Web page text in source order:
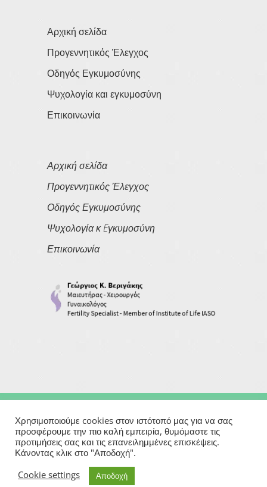
Αρχική σελίδα
Προγεννητικός Έλεγχος
Οδηγός Εγκυμοσύνης
Ψυχολογία και εγκυμοσύνη
Επικοινωνία
Αρχική σελίδα
Προγεννητικός Έλεγχος
Οδηγός Εγκυμοσύνης
Ψυχολογία κ Eγκυμοσύνη
Επικοινωνία
Copyright © 2026Georgios Verigakis| All Rights Reserved
Powered By
Μαιευτήρας | Γυναικολόγος | Χειρουργός | Εξωσωματική
Χρησιμοποιούμε cookies στον ιστότοπό μας για να σας
προσφέρουμε την πιο καλή εμπειρία, θυμόμαστε τις
προτιμήσεις σας και τις επανειλημμένες επισκέψεις.
Κάνοντας κλικ στο "Αποδοχή".
Cookie settings
Αποδοχή